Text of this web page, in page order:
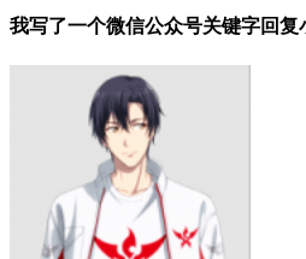
我写了一个微信公众号关键字回复